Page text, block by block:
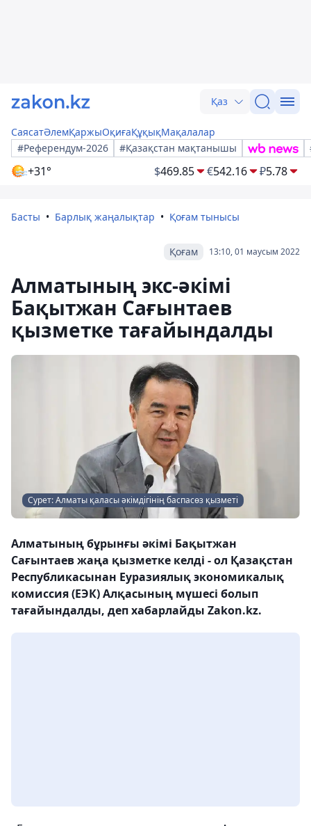
Қаз
СаясатӘлемҚаржыОқиғаҚұқықМақалалар
#Референдум-2026
#Қазақстан мақтанышы
+31° $469.85 €542.16 ₽5.78
Басты Барлық жаңалықтар Қоғам тынысы
13:10, 01 маусым 2022
Қоғам
Алматының экс-әкімі
Бақытжан Сағынтаев
қызметке тағайындалды
Сурет: Алматы қаласы әкімдігінің баспасөз қызметі
Алматының бұрынғы әкімі Бақытжан
Сағынтаев жаңа қызметке келді - ол Қазақстан
Республикасынан Еуразиялық экономикалық
комиссия (ЕЭК) Алқасының мүшесі болып
тағайындалды, деп хабарлайды Zakon.kz.